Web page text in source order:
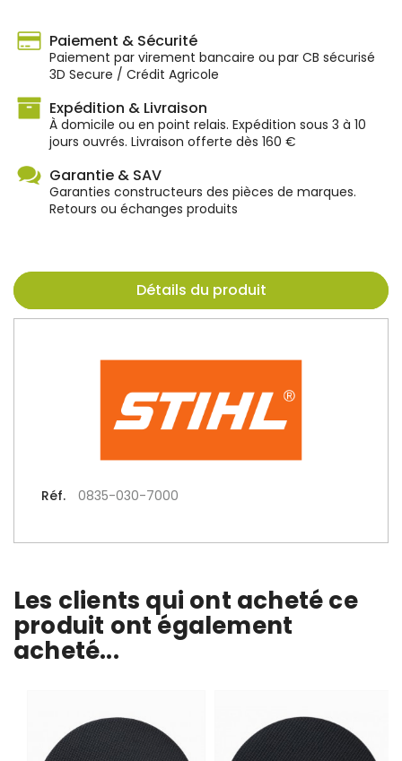
Paiement & Sécurité
Paiement par virement bancaire ou par CB sécurisé
3D Secure / Crédit Agricole
Expédition & Livraison
À domicile ou en point relais. Expédition sous 3 à 10
jours ouvrés. Livraison offerte dès 160 €
Garantie & SAV
Garanties constructeurs des pièces de marques.
Retours ou échanges produits
Détails du produit
Réf. 0835-030-7000
Les clients qui ont acheté ce
produit ont également
acheté...